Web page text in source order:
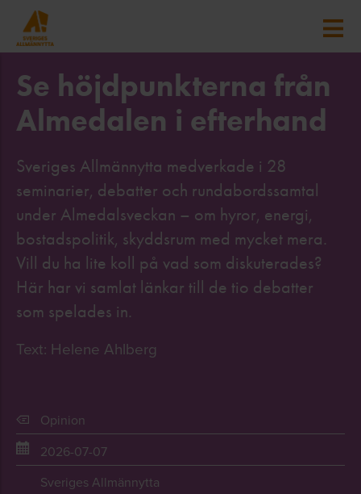
Se höjdpunkterna från
Almedalen i efterhand
Sveriges Allmännytta medverkade i 28
seminarier, debatter och rundabordssamtal
under Almedalsveckan – om hyror, energi,
bostadspolitik, skyddsrum med mycket mera.
Vill du ha lite koll på vad som diskuterades?
Här har vi samlat länkar till de tio debatter
som spelades in.
Text: Helene Ahlberg
Opinion
2026-07-07
Sveriges Allmännytta